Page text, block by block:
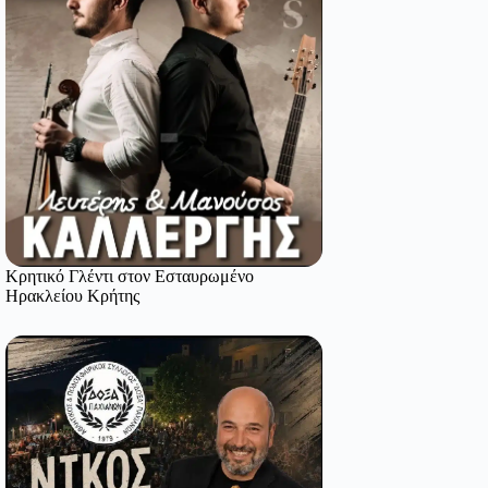
Κρητικό Γλέντι στον Εσταυρωμένο
Ηρακλείου Κρήτης